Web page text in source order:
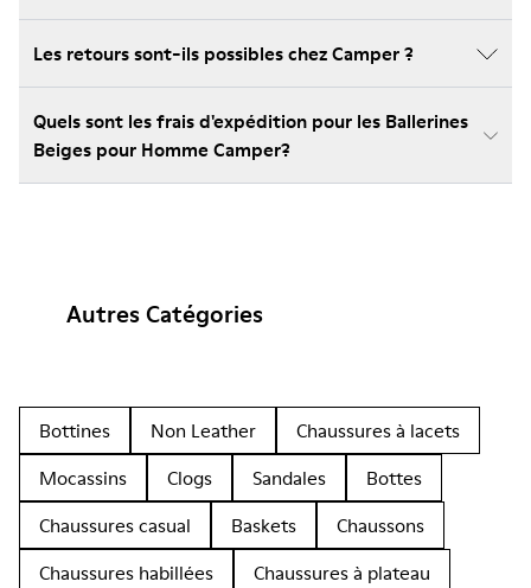
Les retours sont-ils possibles chez Camper ?
Quels sont les frais d'expédition pour les Ballerines
Beiges pour Homme Camper?
Autres Catégories
Bottines Non Leather
Chaussures à lacets
Mocassins
Clogs Sandales
Bottes
Chaussures casual
Baskets
Chaussons
Chaussures habillées
Chaussures à plateau